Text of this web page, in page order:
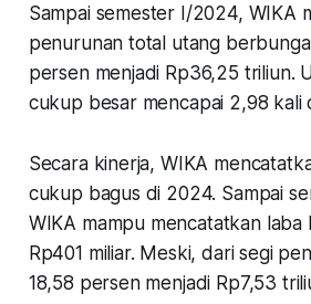
Sampai semester I/2024, WIKA
penurunan total utang
persen menjadi Rp36,25 triliun.
cukup besar mencapai 2,98 kali
Secara kinerja, WIKA
cukup bagus di 2024. Sampai
WIKA mampu mencatatkan laba
Rp401 miliar. Meski, dari segi
18,58 persen menjadi Rp7,53